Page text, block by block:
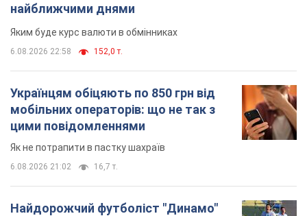
найближчими днями
Яким буде курс валюти в обмінниках
6.08.2026 22:58 152,0 т.
Українцям обіцяють по 850 грн від
мобільних операторів: що не так з
цими повідомленнями
Як не потрапити в пастку шахраїв
6.08.2026 21:02 16,7 т.
Найдорожчий футболіст "Динамо"